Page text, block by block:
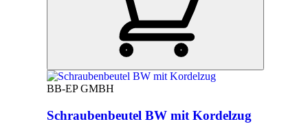
BB-EP GMBH
Schraubenbeutel BW mit Kordelzug